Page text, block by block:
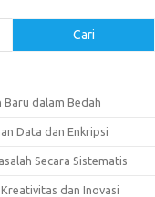
Cari
dalam Bedah
Data dan Enkripsi
Secara Sistematis
dan Inovasi